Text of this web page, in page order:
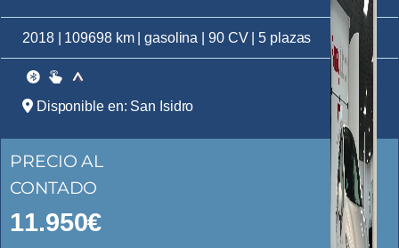
2018 | 109698 km | gasolina | 90 CV | 5 plazas
Disponible en: San Isidro
PRECIO AL
CONTADO
11.950€